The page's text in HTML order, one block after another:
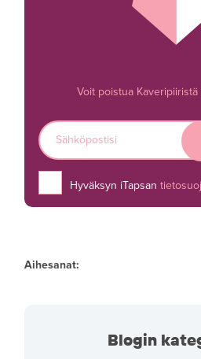
Voit poistua
Hyväksyn iTapsan
Aihesanat:
Blogin